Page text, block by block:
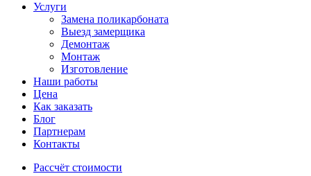
Услуги
Замена поликарбоната
Выезд замерщика
Демонтаж
Монтаж
Изготовление
Наши работы
Цена
Как заказать
Блог
Партнерам
Контакты
Рассчёт стоимости